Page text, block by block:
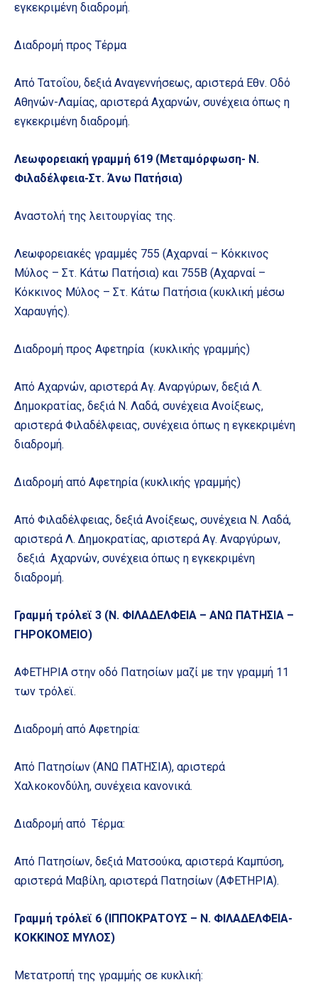
εγκεκριμένη διαδρομή.
Διαδρομή προς Τέρμα
Από Τατοΐου, δεξιά Αναγεννήσεως, αριστερά Εθν. Οδό
Αθηνών-Λαμίας, αριστερά Αχαρνών, συνέχεια όπως η
εγκεκριμένη διαδρομή.
Λεωφορειακή γραμμή 619 (Μεταμόρφωση- Ν.
Φιλαδέλφεια-Στ. Άνω Πατήσια)
Αναστολή της λειτουργίας της.
Λεωφορειακές γραμμές 755 (Αχαρναί – Κόκκινος
Μύλος – Στ. Κάτω Πατήσια) και 755Β (Αχαρναί –
Κόκκινος Μύλος – Στ. Κάτω Πατήσια (κυκλική μέσω
Χαραυγής).
Διαδρομή προς Αφετηρία (κυκλικής γραμμής)
Από Αχαρνών, αριστερά Αγ. Αναργύρων, δεξιά Λ.
Δημοκρατίας, δεξιά Ν. Λαδά, συνέχεια Ανοίξεως,
αριστερά Φιλαδέλφειας, συνέχεια όπως η εγκεκριμένη
διαδρομή.
Διαδρομή από Αφετηρία (κυκλικής γραμμής)
Από Φιλαδέλφειας, δεξιά Ανοίξεως, συνέχεια Ν. Λαδά,
αριστερά Λ. Δημοκρατίας, αριστερά Αγ. Αναργύρων,
δεξιά Αχαρνών, συνέχεια όπως η εγκεκριμένη
διαδρομή.
Γραμμή τρόλεϊ 3 (Ν. ΦΙΛΑΔΕΛΦΕΙΑ – ΑΝΩ ΠΑΤΗΣΙΑ –
ΓΗΡΟΚΟΜΕΙΟ)
ΑΦΕΤΗΡΙΑ στην οδό Πατησίων μαζί με την γραμμή 11
των τρόλεϊ.
Διαδρομή από Αφετηρία:
Από Πατησίων (ΑΝΩ ΠΑΤΗΣΙΑ), αριστερά
Χαλκοκονδύλη, συνέχεια κανονικά.
Διαδρομή από Τέρμα:
Από Πατησίων, δεξιά Ματσούκα, αριστερά Καμπύση,
αριστερά Μαβίλη, αριστερά Πατησίων (ΑΦΕΤΗΡΙΑ).
Γραμμή τρόλεϊ 6 (ΙΠΠΟΚΡΑΤΟΥΣ – Ν. ΦΙΛΑΔΕΛΦΕΙΑ-
ΚΟΚΚΙΝΟΣ ΜΥΛΟΣ)
Μετατροπή της γραμμής σε κυκλική: